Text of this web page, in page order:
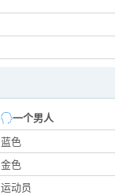
一个男人
蓝色
金色
运动员